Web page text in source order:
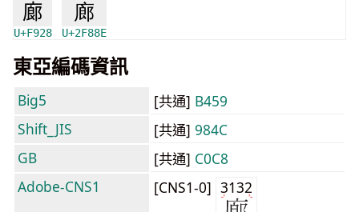
廊
U+F928
廊
U+2F88E
東亞編碼資訊
Big5 [共通] B459
Shift_JIS
[共通] 984C
GB
[共通] C0C8
Adobe-CNS1
[CNS1-0] 3132